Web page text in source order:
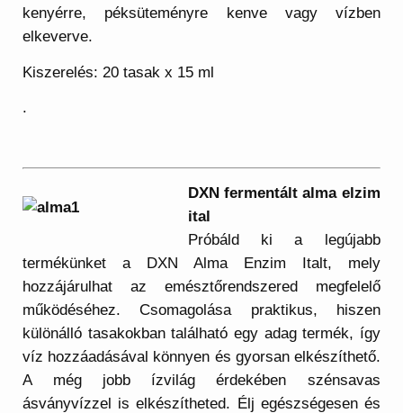
kenyérre, péksüteményre kenve vagy vízben
elkeverve.
Kiszerelés: 20 tasak x 15 ml
.
DXN fermentált alma elzim
ital
Próbáld ki a legújabb
termékünket a DXN Alma Enzim Italt, mely
hozzájárulhat az emésztőrendszered megfelelő
működéséhez. Csomagolása praktikus, hiszen
különálló tasakokban található egy adag termék, így
víz hozzáadásával könnyen és gyorsan elkészíthető.
A még jobb ízvilág érdekében szénsavas
ásványvízzel is elkészítheted. Élj egészségesen és